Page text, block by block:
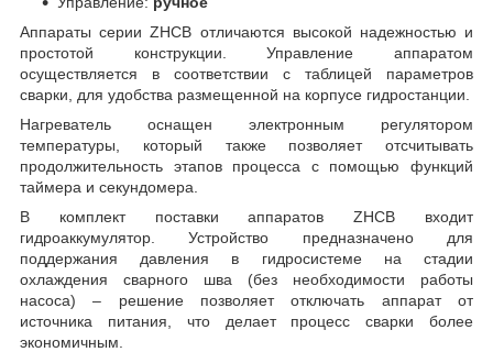
Аппараты серии ZHCB отличаются высокой надежностью и
простотой конструкции. Управление аппаратом
осуществляется в соответствии с таблицей параметров
сварки, для удобства размещенной на корпусе гидростанции.
Нагреватель оснащен электронным регулятором
температуры, который также позволяет отсчитывать
продолжительность этапов процесса с помощью функций
таймера и секундомера.
В комплект поставки аппаратов ZHCB входит
гидроаккумулятор. Устройство предназначено для
поддержания давления в гидросистеме на стадии
охлаждения сварного шва (без необходимости работы
насоса) – решение позволяет отключать аппарат от
источника питания, что делает процесс сварки более
экономичным.